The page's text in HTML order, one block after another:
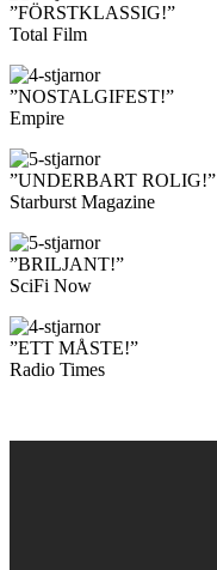
”FÖRSTKLASSIG!”
Total Film
”NOSTALGIFEST!”
Empire
”UNDERBART ROLIG!”
Starburst Magazine
”BRILJANT!”
SciFi Now
”ETT MÅSTE!”
Radio Times